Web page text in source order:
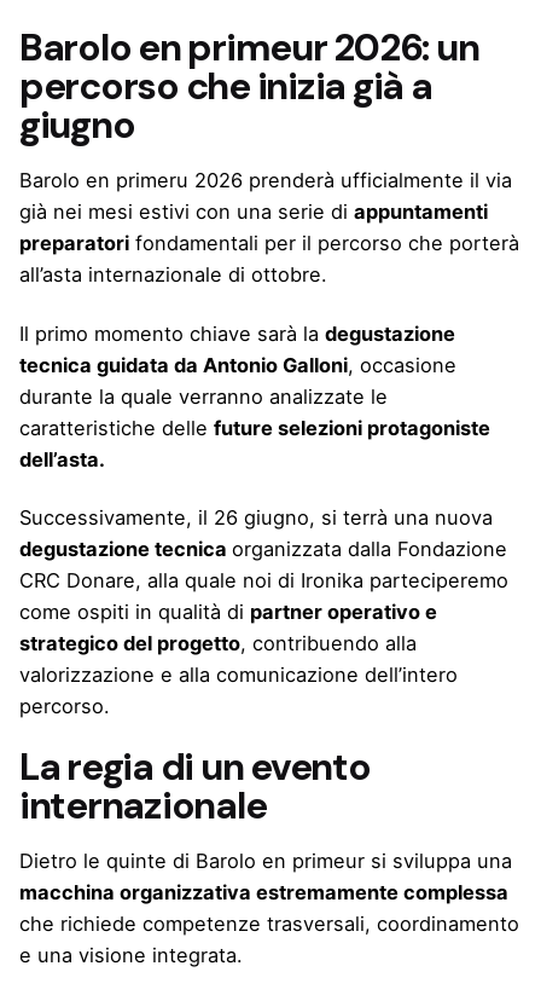
Barolo en primeur 2026: un
percorso che inizia già a
giugno
Barolo en primeru 2026 prenderà ufficialmente il via
già nei mesi estivi con una serie di appuntamenti
preparatori fondamentali per il percorso che porterà
all’asta internazionale di ottobre.
Il primo momento chiave sarà la degustazione
tecnica guidata da Antonio Galloni, occasione
durante la quale verranno analizzate le
caratteristiche delle future selezioni protagoniste
dell’asta.
Successivamente, il 26 giugno, si terrà una nuova
degustazione tecnica organizzata dalla Fondazione
CRC Donare, alla quale noi di Ironika parteciperemo
come ospiti in qualità di partner operativo e
strategico del progetto, contribuendo alla
valorizzazione e alla comunicazione dell’intero
percorso.
La regia di un evento
internazionale
Dietro le quinte di Barolo en primeur si sviluppa una
macchina organizzativa estremamente complessa
che richiede competenze trasversali, coordinamento
e una visione integrata.